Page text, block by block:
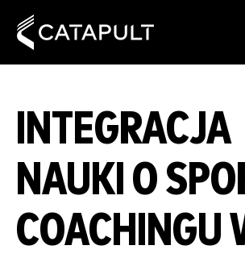
INTEGRACJA
NAUKI O
COACHINGU